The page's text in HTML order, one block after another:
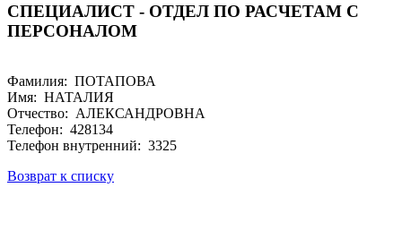
СПЕЦИАЛИСТ - ОТДЕЛ ПО РАСЧЕТАМ С
ПЕРСОНАЛОМ
Фамилия: ПОТАПОВА
Имя: НАТАЛИЯ
Отчество: АЛЕКСАНДРОВНА
Телефон: 428134
Телефон внутренний: 3325
Возврат к списку